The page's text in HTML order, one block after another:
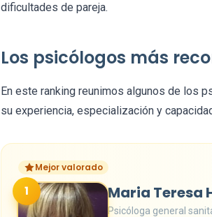
dificultades de pareja.
Los psicólogos más
En este ranking reunimos algunos de los
su experiencia, especialización y
Mejor valorado
1 Maria Teresa
Psicóloga general